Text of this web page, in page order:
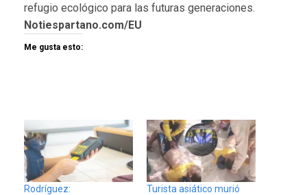
refugio ecológico para las futuras generaciones.
Notiespartano.com/EU
Me gusta esto:
Rodríguez:
Turista asiático murió